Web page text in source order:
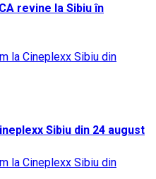
revine la Sibiu în
Sibiu din 24 august